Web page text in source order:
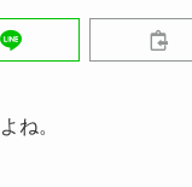
ね。